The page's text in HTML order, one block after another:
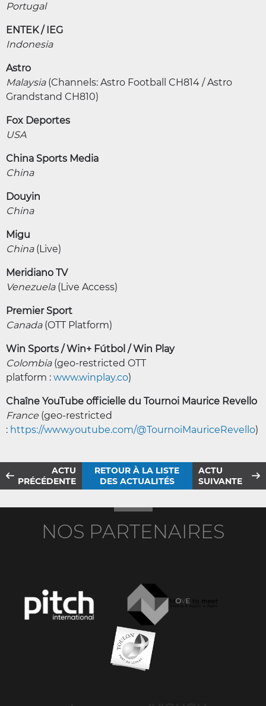
Portugal
ENTEK / IEG
Indonesia
Astro
Malaysia(Channels: Astro Football CH814 / Astro
Grandstand CH810)
Fox Deportes
USA
China Sports Media
China
Douyin
China
Migu
China(Live)
Meridiano TV
Venezuela(Live Access)
Premier Sport
Canada(OTT Platform)
Win Sports / Win+ Fútbol / Win Play
Colombia(geo-restricted OTT
platform : www.winplay.co)
Chaîne YouTube officielle du Tournoi Maurice Revello
France (geo-restricted
: https://www.youtube.com/@TournoiMauriceRevello)
ACTU
PRÉCÉDENTE
RETOUR À LA LISTE
DES ACTUALITÉS
ACTU
SUIVANTE
NOS PARTENAIRES